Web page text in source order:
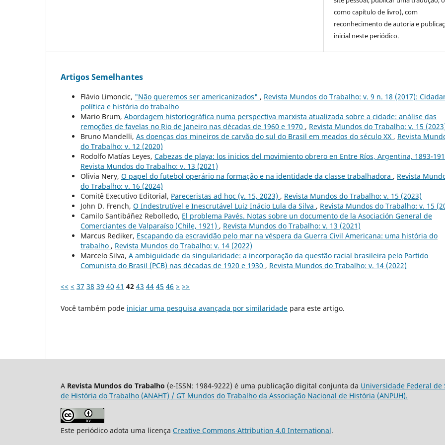
como capítulo de livro), com
reconhecimento de autoria e
inicial neste periódico.
Artigos Semelhantes
Flávio Limoncic, "Não queremos ser americanizados" , Revista Mundos do Trabalho: v. 9 n. 18 (2017):
política e história do trabalho
Mario Brum, Abordagem historiográfica numa perspectiva marxista atualizada sobre a cidade: análise das
remoções de favelas no Rio de Janeiro nas décadas de 1960 e 1970 , Revista Mundos do Trabalho: v. 15
Bruno Mandelli, As doenças dos mineiros de carvão do sul do Brasil em meados do século XX , Revista
do Trabalho: v. 12 (2020)
Rodolfo Matías Leyes, Cabezas de playa: los inicios del movimiento obrero en Entre Ríos, Argentina, 1893-
Revista Mundos do Trabalho: v. 13 (2021)
Olivia Nery, O papel do futebol operário na formação e na identidade da classe trabalhadora , Revista
do Trabalho: v. 16 (2024)
Comitê Executivo Editorial, Pareceristas ad hoc (v. 15, 2023) , Revista Mundos do Trabalho: v. 15 (2023)
John D. French, O Indestrutível e Inescrutável Luiz Inácio Lula da Silva , Revista Mundos do Trabalho: v. 15
Camilo Santibáñez Rebolledo, El problema Pavés. Notas sobre un documento de la Asociación General de
Comerciantes de Valparaíso (Chile, 1921) , Revista Mundos do Trabalho: v. 13 (2021)
Marcus Rediker, Escapando da escravidão pelo mar na véspera da Guerra Civil Americana: uma história do
trabalho , Revista Mundos do Trabalho: v. 14 (2022)
Marcelo Silva, A ambiguidade da singularidade: a incorporação da questão racial brasileira pelo Partido
Comunista do Brasil (PCB) nas décadas de 1920 e 1930 , Revista Mundos do Trabalho: v. 14 (2022)
<< < 37 38 39 40 41 42 43 44 45 46 > >>
Você também pode iniciar uma pesquisa avançada por similaridade para este artigo.
A Revista Mundos do Trabalho (e-ISSN: 1984-9222) é uma publicação digital conjunta da Universidade Federal de
de História do Trabalho (ANAHT) / GT Mundos do Trabalho da Associação Nacional de História (ANPUH).
Este periódico adota uma licença Creative Commons Attribution 4.0 International.